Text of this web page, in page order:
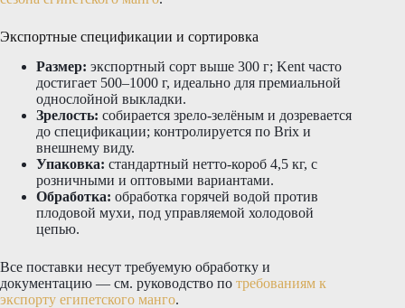
Экспортные спецификации и сортировка
Размер: экспортный сорт выше 300 г; Kent часто
достигает 500–1000 г, идеально для премиальной
однослойной выкладки.
Зрелость: собирается зрело-зелёным и дозревается
до спецификации; контролируется по Brix и
внешнему виду.
Упаковка: стандартный нетто-короб 4,5 кг, с
розничными и оптовыми вариантами.
Обработка: обработка горячей водой против
плодовой мухи, под управляемой холодовой
цепью.
Все поставки несут требуемую обработку и
документацию — см. руководство по требованиям к
экспорту египетского манго.